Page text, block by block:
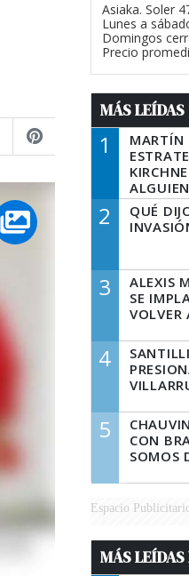
Asiaka. Soler
Lunes a
Domingos
Precio
MÁS LEÍDAS
1
MARTÍN
DECIR A
TIENE
2
QUÉ
3
ALEXIS
SE
VOLVER
4
5
CON
SOMOS
Espacio
MÁS LEÍDAS